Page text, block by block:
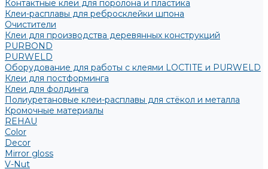
Контактные клеи для поролона и пластика
Клеи-расплавы для ребросклейки шпона
Очистители
Клеи для производства деревянных конструкций
PURBOND
PURWELD
Оборудование для работы с клеями LOCTITE и PURWELD
Клеи для постформинга
Клеи для фолдинга
Полиуретановые клеи-расплавы для стёкол и металла
Кромочные материалы
REHAU
Color
Decor
Mirror gloss
V-Nut